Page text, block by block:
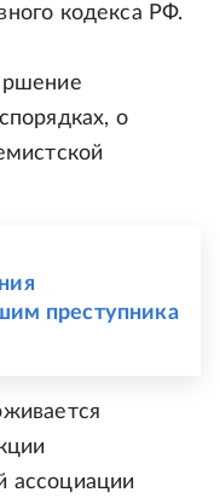
кодекса РФ.
о
преступника
ассоциации